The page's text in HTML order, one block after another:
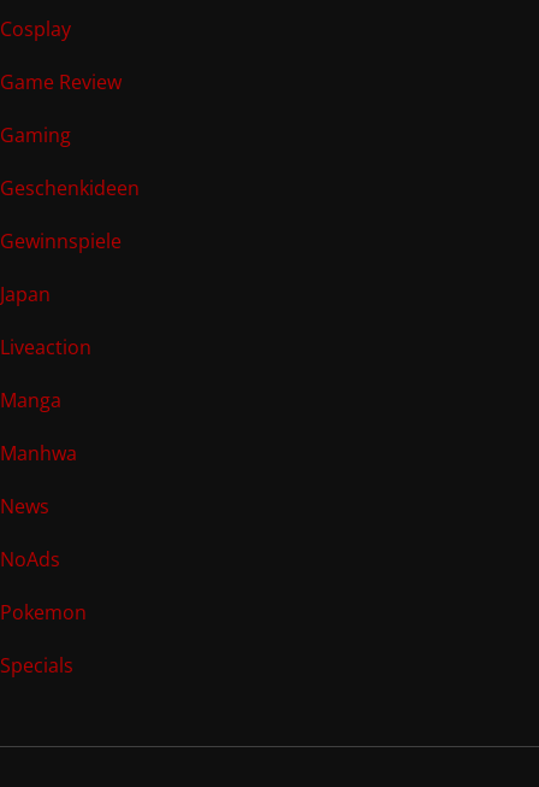
Cosplay
Game Review
Gaming
Geschenkideen
Gewinnspiele
Japan
Liveaction
Manga
Manhwa
News
NoAds
Pokemon
Specials